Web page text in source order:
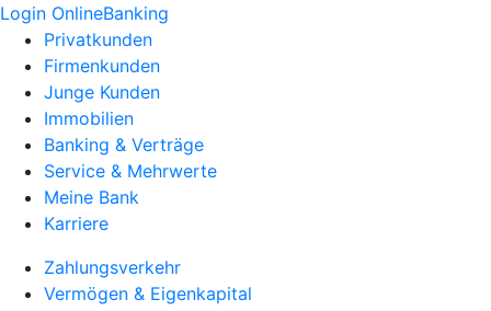
Login OnlineBanking
Privatkunden
Firmenkunden
Junge Kunden
Immobilien
Banking & Verträge
Service & Mehrwerte
Meine Bank
Karriere
Zahlungsverkehr
Vermögen & Eigenkapital